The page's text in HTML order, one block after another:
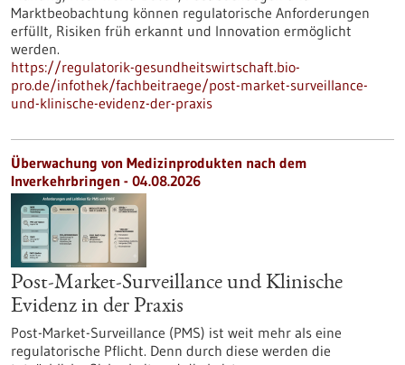
Marktbeobachtung können regulatorische Anforderungen
erfüllt, Risiken früh erkannt und Innovation ermöglicht
werden.
https://regulatorik-gesundheitswirtschaft.bio-
pro.de/infothek/fachbeitraege/post-market-surveillance-
und-klinische-evidenz-der-praxis
Überwachung von Medizinprodukten nach dem
Inverkehrbringen - 04.08.2026
Post-Market-Surveillance und Klinische
Evidenz in der Praxis
Post-Market-Surveillance (PMS) ist weit mehr als eine
regulatorische Pflicht. Denn durch diese werden die